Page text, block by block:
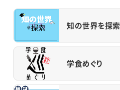
知の世界を探索
学食めぐり